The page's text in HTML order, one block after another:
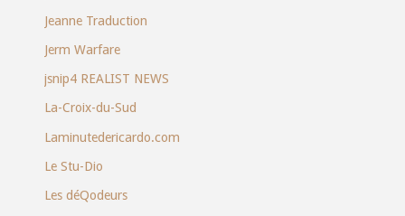
Jeanne Traduction
Jerm Warfare
jsnip4 REALIST NEWS
La-Croix-du-Sud
Laminutedericardo.com
Le Stu-Dio
Les déQodeurs